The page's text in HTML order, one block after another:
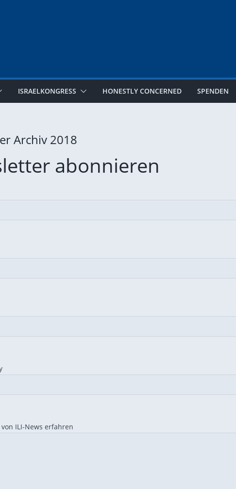
ISRAELKONGRESS HONESTLY CONCERNED SPENDEN
Archiv 2018
abonnieren
ILI-News erfahren